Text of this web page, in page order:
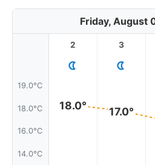
Friday, August
19.0°C
18.0°C
16.0°C
14.0°C
2
18.0°
3
17.0°